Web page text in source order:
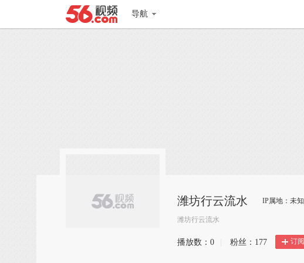
导航
潍坊行云流水 IP属地：未知
潍坊行云流水
播放数： 0 粉丝： 177 订阅